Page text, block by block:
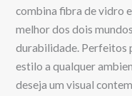
combina fibra de vidro
melhor dos dois
durabilidade. Perfeitos
estilo a qualquer
deseja um visual